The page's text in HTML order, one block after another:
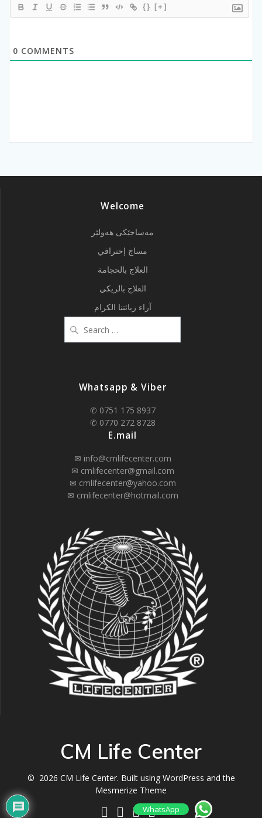
{} [+]
0 COMMENTS
Welcome
مەساجێکی هەولێر
مساج إحترافي
العلاج بالحجامة
العلاج بالريكي
آراء زبائننا الكرام
for:
Whatsapp & Viber
✆ 0751 175 8937
✆ 0770 272 8728
E.mail
✉ info@cmlifecenter.com
✉ cmlifecenter@gmail.com
✉ cmlifecenter@yahoo.com
✉ cmlifecenter@hotmail.com
CM Life Center
© 2026 CM Life Center. Built using WordPress and the
Mesmerize Theme
WhatsApp